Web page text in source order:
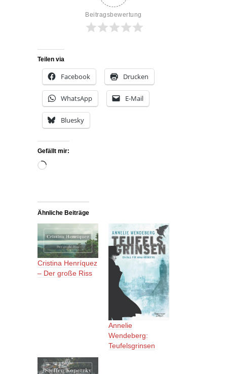
Beitragsbewertung
Teilen via
Facebook Drucken
WhatsApp E-Mail
Bluesky
Gefällt mir:
Wird
Ähnliche Beiträge
Cristina Henríquez
– Der große Riss
Annelie
Wendeberg:
Teufelsgrinsen